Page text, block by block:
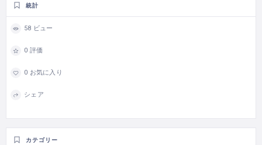
統計
58 ビュー
0 評価
0 お気に入り
シェア
カテゴリー